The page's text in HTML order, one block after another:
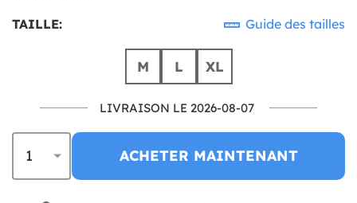
TAILLE: Guide des tailles
M L XL
LIVRAISON LE 2026-08-07
ACHETER MAINTENANT